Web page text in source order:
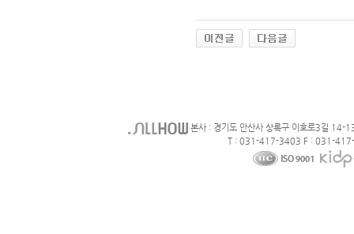
본사 : 경기도 안산사 상록구 이호로3길 14-
T : 031-417-3403 F : 031-